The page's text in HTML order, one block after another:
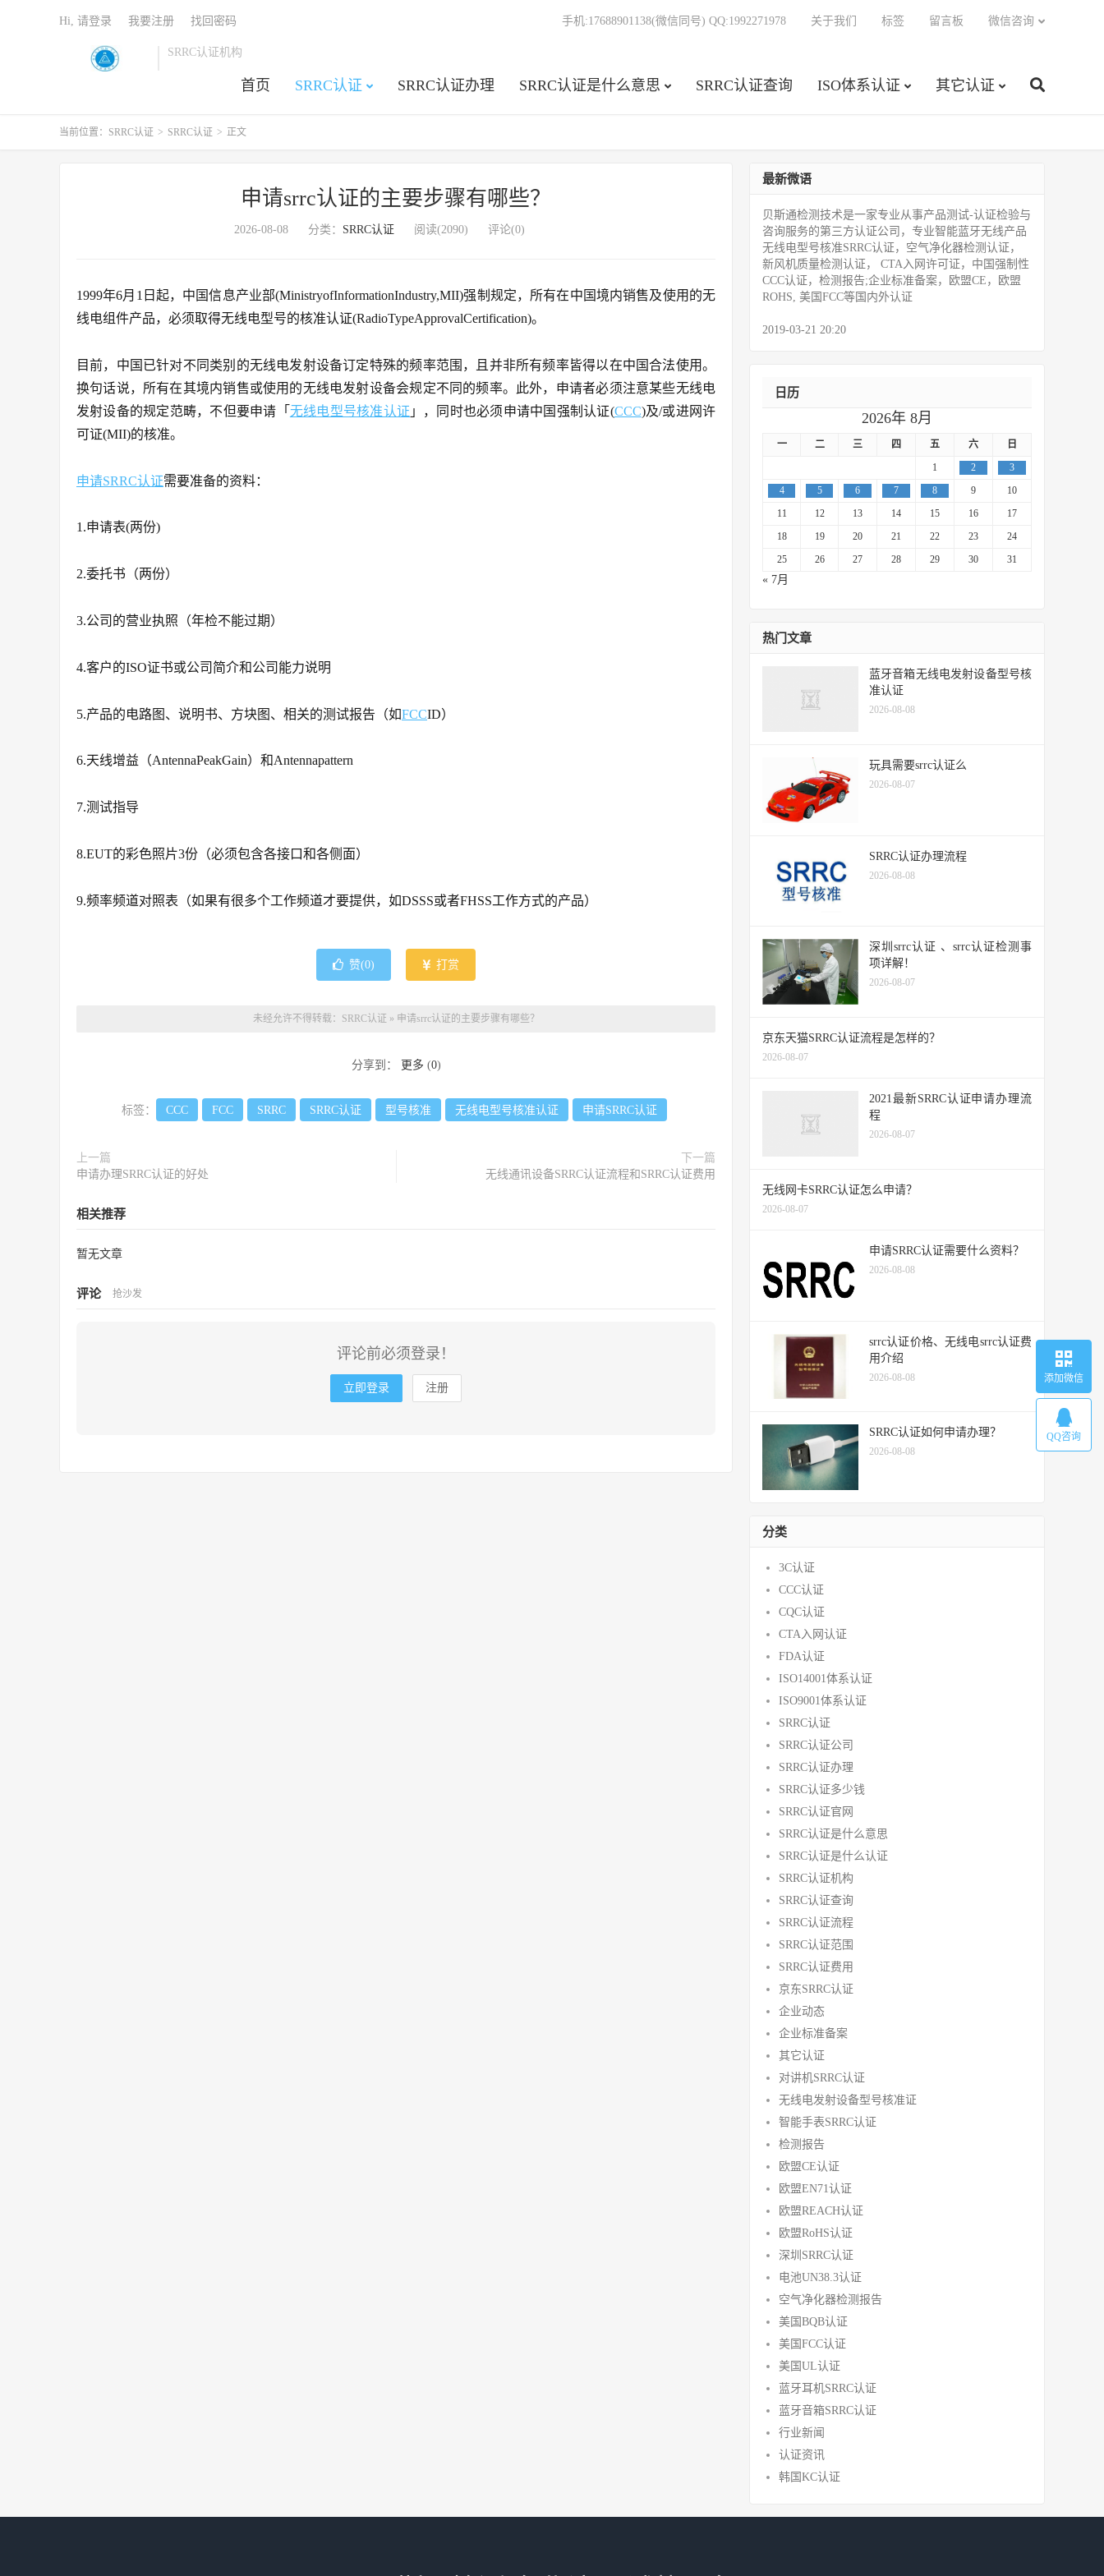
SRRC认证机构
首页 SRRC认证 SRRC认证办理 SRRC认证是什么意思 SRRC认证查询 ISO体系认证 其它认证
手机:17688901138(微信同号) QQ:1992271978 关于我们 标签 留言板 微信咨询
Hi, 请登录 我要注册 找回密码
当前位置： SRRC认证 > SRRC认证 > 正文
申请srrc认证的主要步骤有哪些？
2026-08-08 分类： SRRC认证 阅读(2090) 评论(0)
1999年6月1日起，中国信息产业部(MinistryofInformationIndustry,MII)强制规定，所有在中国境内销售及使用的无
线电组件产品，必须取得无线电型号的核准认证(RadioTypeApprovalCertification)。
目前，中国已针对不同类别的无线电发射设备订定特殊的频率范围，且并非所有频率皆得以在中国合法使用。
换句话说，所有在其境内销售或使用的无线电发射设备会规定不同的频率。此外，申请者必须注意某些无线电
发射设备的规定范畴，不但要申请「 无线电型号核准认证 」，同时也必须申请中国强制认证(CCC)及/或进网许
可证(MII)的核准。
申请SRRC认证需要准备的资料：
1.申请表(两份)
2.委托书（两份）
3.公司的营业执照（年检不能过期）
4.客户的ISO证书或公司简介和公司能力说明
5.产品的电路图、说明书、方块图、相关的测试报告（如FCCID）
6.天线增益（AntennaPeakGain）和Antennapattern
7.测试指导
8.EUT的彩色照片3份（必须包含各接口和各侧面）
9.频率频道对照表（如果有很多个工作频道才要提供，如DSSS或者FHSS工作方式的产品）
赞(0) 打赏
未经允许不得转载： SRRC认证 » 申请srrc认证的主要步骤有哪些？
分享到： 更多 (0)
标签： CCC FCC SRRC SRRC认证 型号核准 无线电型号核准认证 申请SRRC认证
上一篇
申请办理SRRC认证的好处
下一篇
无线通讯设备SRRC认证流程和SRRC认证费用
相关推荐
暂无文章
评论 抢沙发
评论前必须登录！
立即登录 注册
最新微语
贝斯通检测技术是一家专业从事产品测试­-认证检验与
咨询服务的第三方认证公司，专业智能蓝牙无线产品
无线电型号核准SRRC认证，空气净化器检测认证，
新风机质量检测认证， CTA入网许可证，中国强制性
CCC认证，检测报告;企业标准备案，欧盟CE，欧盟
ROHS, 美国FCC等国内外认证
2019-03-21 20:20
日历
2026年 8月
一 二 三 四 五 六
日
1
2
3
4
5 6 7 8 9
10
11
12 13 14 15 16
17
18
19 20 21 22 23
24
25
26 27 28 29 30 31
« 7月
热门文章
蓝牙音箱无线电发射设备型号核
准认证
2026-08-08
玩具需要srrc认证么
2026-08-07
SRRC认证办理流程
2026-08-08
深圳srrc认证 、srrc认证检测事
项详解！
2026-08-07
京东天猫SRRC认证流程是怎样的？
2026-08-07
2021最新SRRC认证申请办理流
程
2026-08-07
无线网卡SRRC认证怎么申请？
2026-08-07
申请SRRC认证需要什么资料？
2026-08-08
srrc认证价格、无线电srrc认证费
用介绍
2026-08-08
SRRC认证如何申请办理？
2026-08-08
分类
3C认证
CCC认证
CQC认证
CTA入网认证
FDA认证
ISO14001体系认证
ISO9001体系认证
SRRC认证
SRRC认证公司
SRRC认证办理
SRRC认证多少钱
SRRC认证官网
SRRC认证是什么意思
SRRC认证是什么认证
SRRC认证机构
SRRC认证查询
SRRC认证流程
SRRC认证范围
SRRC认证费用
京东SRRC认证
企业动态
企业标准备案
其它认证
对讲机SRRC认证
无线电发射设备型号核准证
智能手表SRRC认证
检测报告
欧盟CE认证
欧盟EN71认证
欧盟REACH认证
欧盟RoHS认证
深圳SRRC认证
电池UN38.3认证
空气净化器检测报告
美国BQB认证
美国FCC认证
美国UL认证
蓝牙耳机SRRC认证
蓝牙音箱SRRC认证
行业新闻
认证资讯
韩国KC认证
添加微信
QQ咨询